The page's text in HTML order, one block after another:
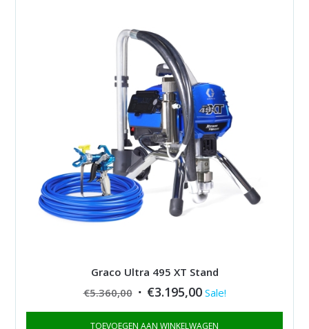
Graco Ultra 495 XT Stand
€5.360,00 Original
price
€3.195,00Current
price
Sale!
TOEVOEGEN AAN WINKELWAGEN